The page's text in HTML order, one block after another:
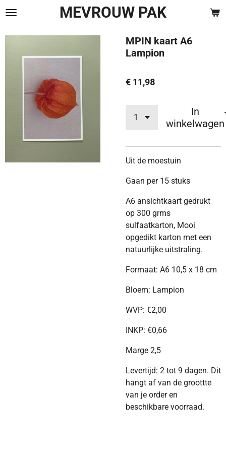
Ga
naar
hoofdinhoud
MEVROUW PAK
MPIN kaart A6
Lampion
€ 11,98
In
winkelwagen
Uit de moestuin
Gaan per 15 stuks
A6 ansichtkaart gedrukt
op 300 grms
sulfaatkarton, Mooi
opgedikt karton met een
natuurlijke uitstraling.
Formaat: A6 10,5 x 18 cm
Bloem: Lampion
WVP: €2,00
INKP: €0,66
Marge 2,5
Levertijd: 2 tot 9 dagen. Dit
hangt af van de groottte
van je order en
beschikbare voorraad.